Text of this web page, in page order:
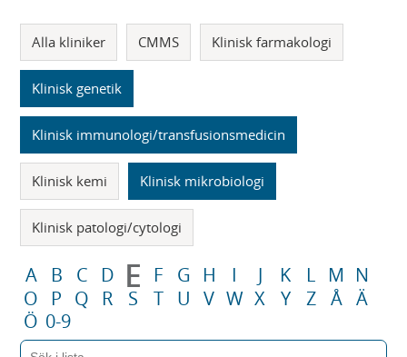
Alla kliniker CMMS Klinisk farmakologi
Klinisk genetik
Klinisk immunologi/transfusionsmedicin
Klinisk kemi Klinisk mikrobiologi
Klinisk patologi/cytologi
A B C D E F G H I J K L M N
O
P Q R S T U V W X Y Z Å Ä
Ö 0-9